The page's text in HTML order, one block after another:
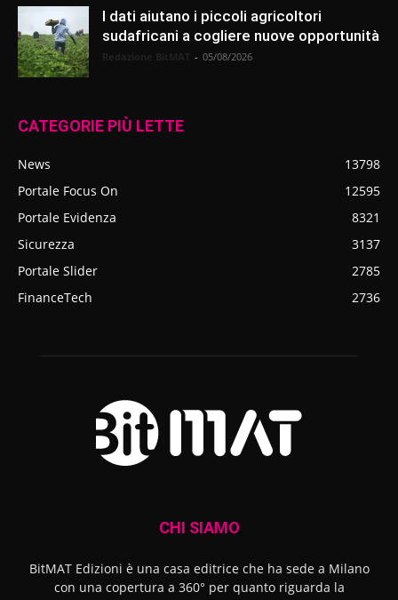
I dati aiutano i piccoli agricoltori
sudafricani a cogliere nuove opportunità
- 05/08/2026
CATEGORIE PIÙ LETTE
News
13798
Portale Focus On
12595
Portale Evidenza
8321
Sicurezza
3137
Portale Slider
2785
FinanceTech
2736
CHI SIAMO
BitMAT Edizioni è una casa editrice che ha sede a Milano
con una copertura a 360° per quanto riguarda la